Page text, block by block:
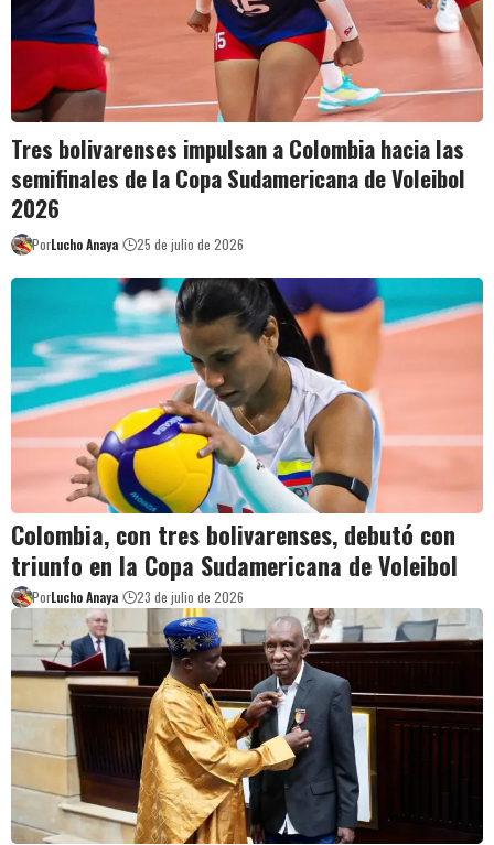
Tres bolivarenses impulsan a Colombia hacia las
semifinales de la Copa Sudamericana de Voleibol
2026
PorLucho Anaya 25 de julio de 2026
Colombia, con tres bolivarenses, debutó con
triunfo en la Copa Sudamericana de Voleibol
PorLucho Anaya 23 de julio de 2026